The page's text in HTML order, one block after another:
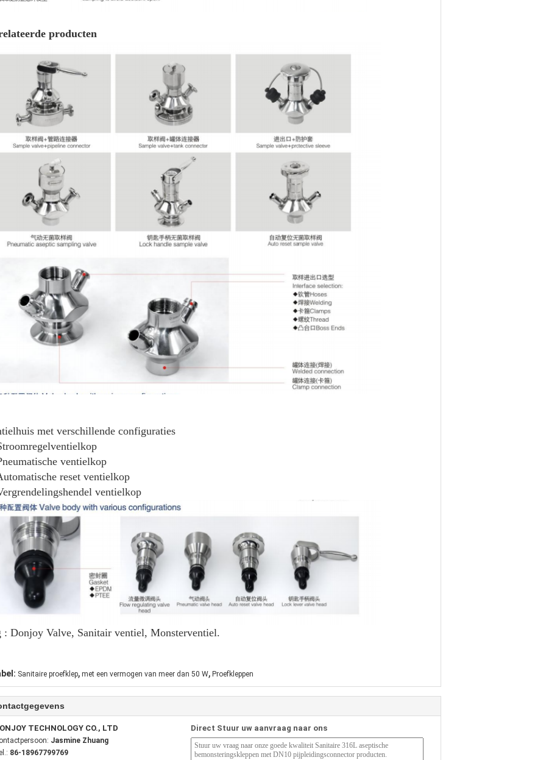
producten
met verschillende configuraties
ventielkop
reset ventielkop
ventielkop
: Donjoy Valve, Sanitair ventiel, Monsterventiel.
Sanitaire proefklep, met een vermogen van meer dan 50 W, Proefkleppen
TECHNOLOGY CO., LTD
Jasmine Zhuang
86-18967799769
Direct Stuur uw aanvraag naar ons